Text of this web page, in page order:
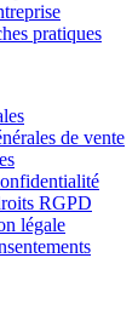
pratiques
de vente
RGPD
légale